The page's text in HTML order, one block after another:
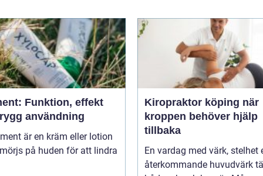
Funktion, effekt
användning
är en kräm eller lotion
på huden för att lindra
Kiropraktor köping när
kroppen behöver hjälp
tillbaka
En vardag med värk, stelhet
återkommande huvudvärk